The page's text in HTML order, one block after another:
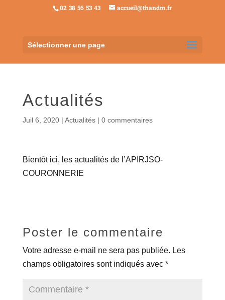
02 38 56 53 43 accueil@thandm.fr
Sélectionner une page
Actualités
Juil 6, 2020| Actualités| 0 commentaires
Bientôt ici, les actualités de l’APIRJSO-
COURONNERIE
Poster le commentaire
Votre adresse e-mail ne sera pas publiée. Les
champs obligatoires sont indiqués avec *